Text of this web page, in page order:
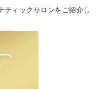
ティックサロンをご紹介し